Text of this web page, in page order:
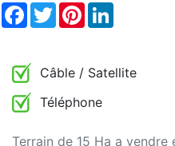
Conseils
Facebook
TwitterPinterest
Câble / Satellite
Téléphone
Terrain de 15 Ha a vendre